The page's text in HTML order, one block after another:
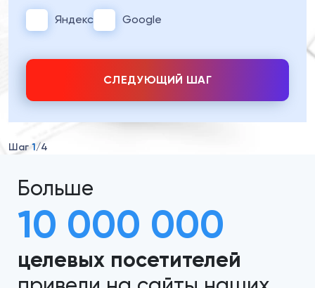
Яндекс Google
СЛЕДУЮЩИЙ ШАГ
Шаг 1/4
Больше
10 000 000
целевых посетителей